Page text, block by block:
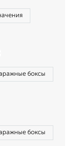
боксы
боксы